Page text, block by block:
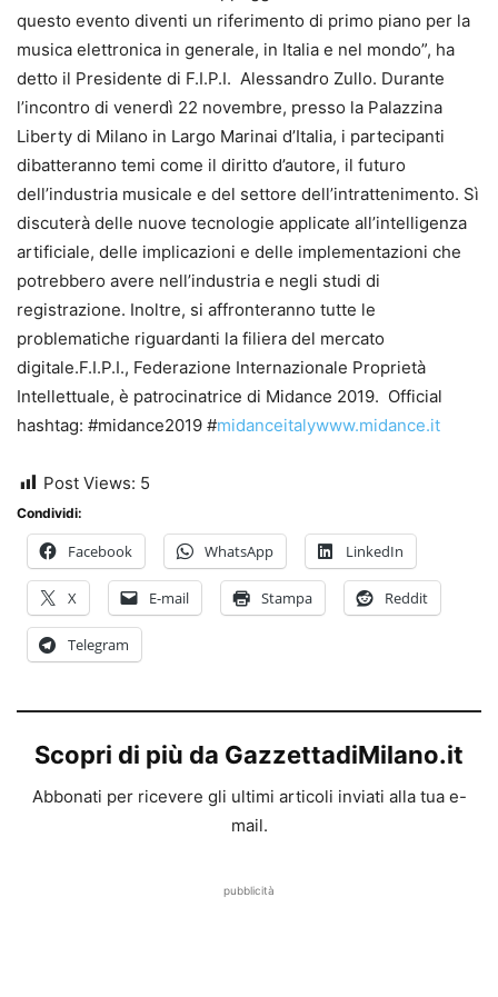
questo evento diventi un riferimento di primo piano per la
musica elettronica in generale, in Italia e nel mondo”, ha
detto il Presidente di F.I.P.I. Alessandro Zullo. Durante
l’incontro di venerdì 22 novembre, presso la Palazzina
Liberty di Milano in Largo Marinai d’Italia, i partecipanti
dibatteranno temi come il diritto d’autore, il futuro
dell’industria musicale e del settore dell’intrattenimento. Sì
discuterà delle nuove tecnologie applicate all’intelligenza
artificiale, delle implicazioni e delle implementazioni che
potrebbero avere nell’industria e negli studi di
registrazione. Inoltre, si affronteranno tutte le
problematiche riguardanti la filiera del mercato
digitale.F.I.P.I., Federazione Internazionale Proprietà
Intellettuale, è patrocinatrice di Midance 2019. Official
hashtag: #midance2019 #midanceitalywww.midance.it
Post Views: 5
Condividi:
Facebook WhatsApp LinkedIn
X E-mail Stampa Reddit
Telegram
Scopri di più da GazzettadiMilano.it
Abbonati per ricevere gli ultimi articoli inviati alla tua e-
mail.
pubblicità